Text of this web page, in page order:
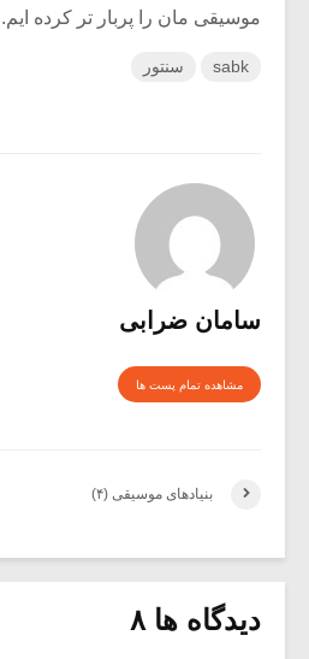
موسیقی مان را پربار تر کرده ایم.
sabk سنتور
سامان ضرابی
مشاهده تمام پست ها
بنیادهای موسیقی (۴)
دیدگاه ها ۸